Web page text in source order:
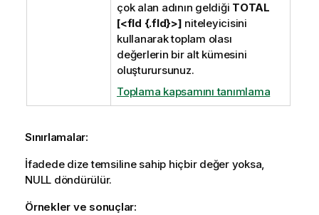
çok alan adının geldiği TOTAL
[<fld {.fld}>] niteleyicisini
kullanarak toplam olası
değerlerin bir alt kümesini
oluşturursunuz.
Toplama kapsamını tanımlama
Sınırlamalar:
İfadede dize temsiline sahip hiçbir değer yoksa,
NULL döndürülür.
Örnekler ve sonuçlar: